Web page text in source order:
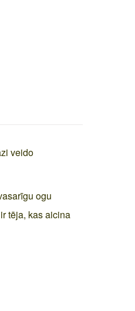
veido
ogu
tēja, kas aicina